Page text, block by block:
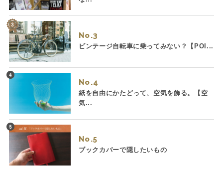
No.
ビンテージ自転車に乗ってみない？【POI...
No.
紙を自由にかたどって、空気を飾る。【空
気...
No.
ブックカバーで隠したいもの